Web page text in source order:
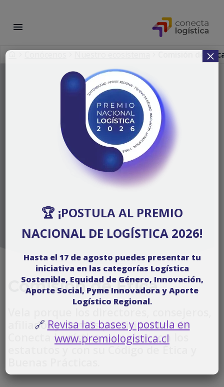
Comisión de
Comisión de Ética
afiliados y demás participantes de
Conecta Logística cumplan con los
estatutos y con su Código de Ética y
🏆 ¡POSTULA AL PREMIO
NACIONAL DE LOGÍSTICA 2026!
Hasta el 17 de agosto puedes presentar tu
iniciativa en las categorías Logística
Sostenible, Equidad de Género, Innovación,
Aporte Social, Pyme Innovadora y Aporte
Logístico Regional.
🔗 Revisa las bases y postula en
www.premiologistica.cl
×